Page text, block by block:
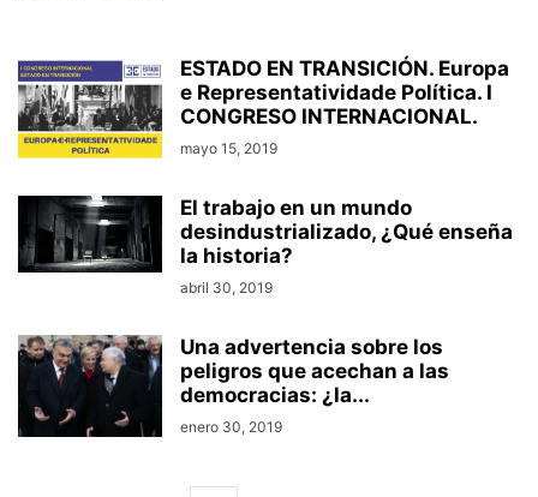
ESTADO EN TRANSICIÓN. Europa
e Representatividade Política. I
CONGRESO INTERNACIONAL.
mayo 15, 2019
El trabajo en un mundo
desindustrializado, ¿Qué enseña
la historia?
abril 30, 2019
Una advertencia sobre los
peligros que acechan a las
democracias: ¿la...
enero 30, 2019